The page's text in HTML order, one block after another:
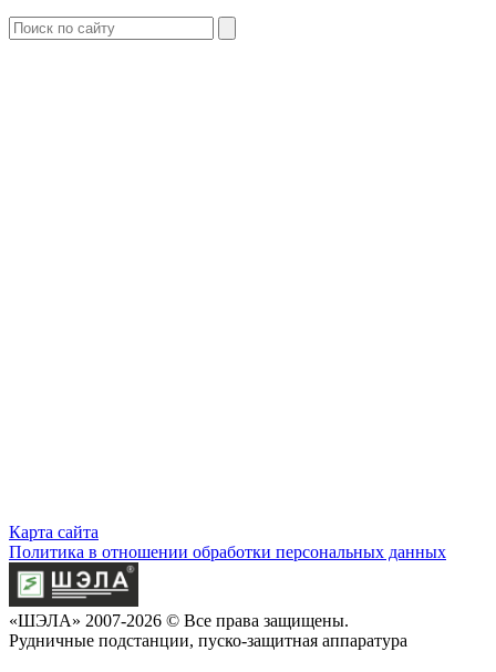
Карта сайта
Политика в отношении обработки персональных данных
«ШЭЛА» 2007-2026 © Все права защищены.
Рудничные подстанции, пуско-защитная аппаратура